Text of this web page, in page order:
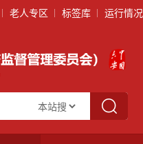
老人专区 标签库 运行情况